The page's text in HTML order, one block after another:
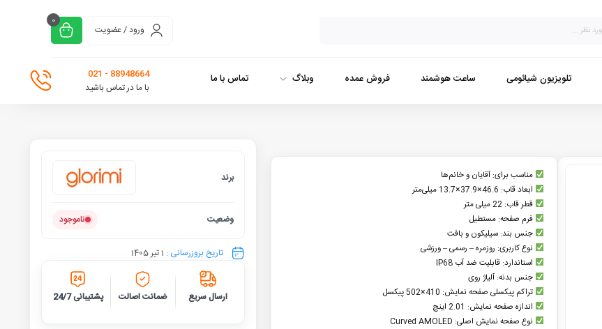
ورود / عضویت
0
تلویزیون شیائومی ساعت هوشمند فروش عمده وبلاگ تماس با ما
88948664 - 021
با ما در تماس باشید
مناسب برای: آقایان و خانم‌ها
ابعاد قاب: 46.6×37.9×13.7 میلی‌متر
قطر قاب: 22 میلی متر
فرم صفحه: مستطیل
جنس بند: سیلیکون و بافت
نوع کاربری: روزمره – رسمی – ورزشی
استاندارد: قابلیت ضد آب IP68
جنس بدنه: آلیاژ روی
تراکم پیکسلی صفحه نمایش: 410×502 پیکسل
اندازه صفحه نمایش: 2.01 اینچ
نوع صفحه نمایش اصلی: Curved AMOLED
برند
وضعیت ناموجود
تاریخ بروزرسانی : 1 تیر 1405
ارسال سریع ضمانت اصالت پشتیبانی 24/7